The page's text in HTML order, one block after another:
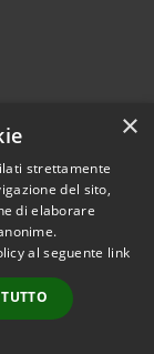
• Comune di
• Powered by
•
Accesso
×
strettamente
del sito,
di elaborare
al seguente link